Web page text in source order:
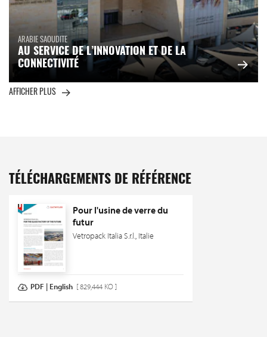
ARABIE SAOUDITE
AU SERVICE DE L’INNOVATION ET DE LA
CONNECTIVITÉ
AFFICHER PLUS
TÉLÉCHARGEMENTS DE RÉFÉRENCE
Pour l'usine de verre du
futur
Vetropack Italia S.r.l., Italie
PDF | English [ 829,444 KO ]